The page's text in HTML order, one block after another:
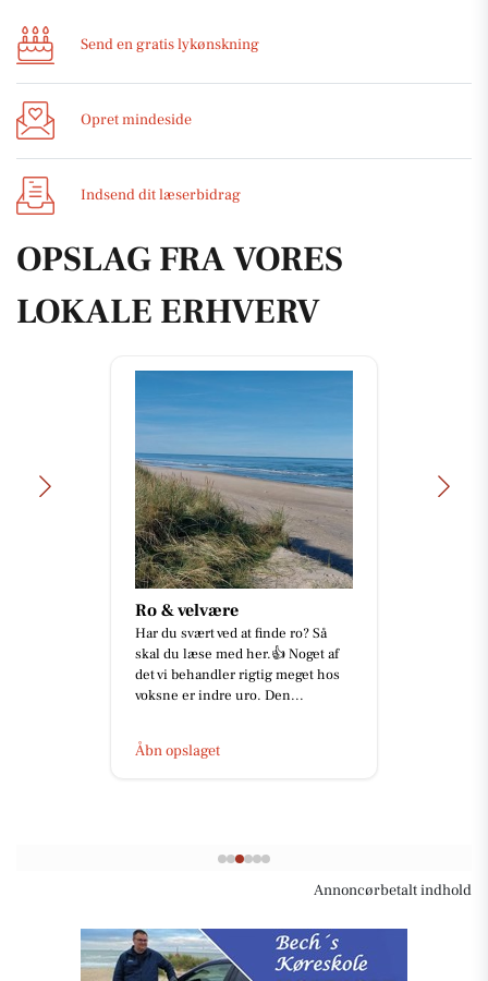
Send en gratis lykønskning
Opret mindeside
Indsend dit læserbidrag
OPSLAG FRA VORES
LOKALE ERHVERV
Ro & velvære
Har du svært ved at finde ro? Så
skal du læse med her.👍 Noget af
det vi behandler rigtig meget hos
voksne er indre uro. Den...
Åbn opslaget
Annoncørbetalt indhold